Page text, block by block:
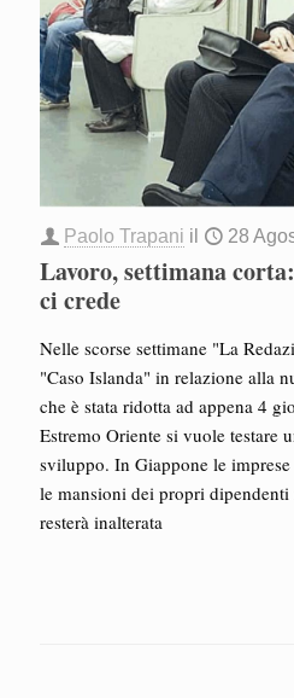
Paolo Trapani il 28
Lavoro, settimana
ci crede
Nelle scorse settimane "La
"Caso Islanda" in relazione alla
che è stata ridotta ad appena 4
Estremo Oriente si vuole testare
sviluppo. In Giappone le
le mansioni dei propri
resterà inalterata